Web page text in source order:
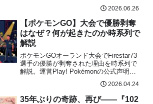
家へ。オンラインサロン大賞4年連続受賞
の実像に迫る。
2026.06.26
【ポケモンGO】大会で優勝剥奪
はなぜ？何が起きたのか時系列で
解説
ポケモンGOオーランド大会でFirestar73
選手の優勝が剥奪された理由を時系列で
解説。運営Play! Pokémonの公式声明の
で。「喜びすぎ」だけじゃない本当の経
緯をまとめました。
2026.04.24
35年ぶりの奇跡、再び——『102